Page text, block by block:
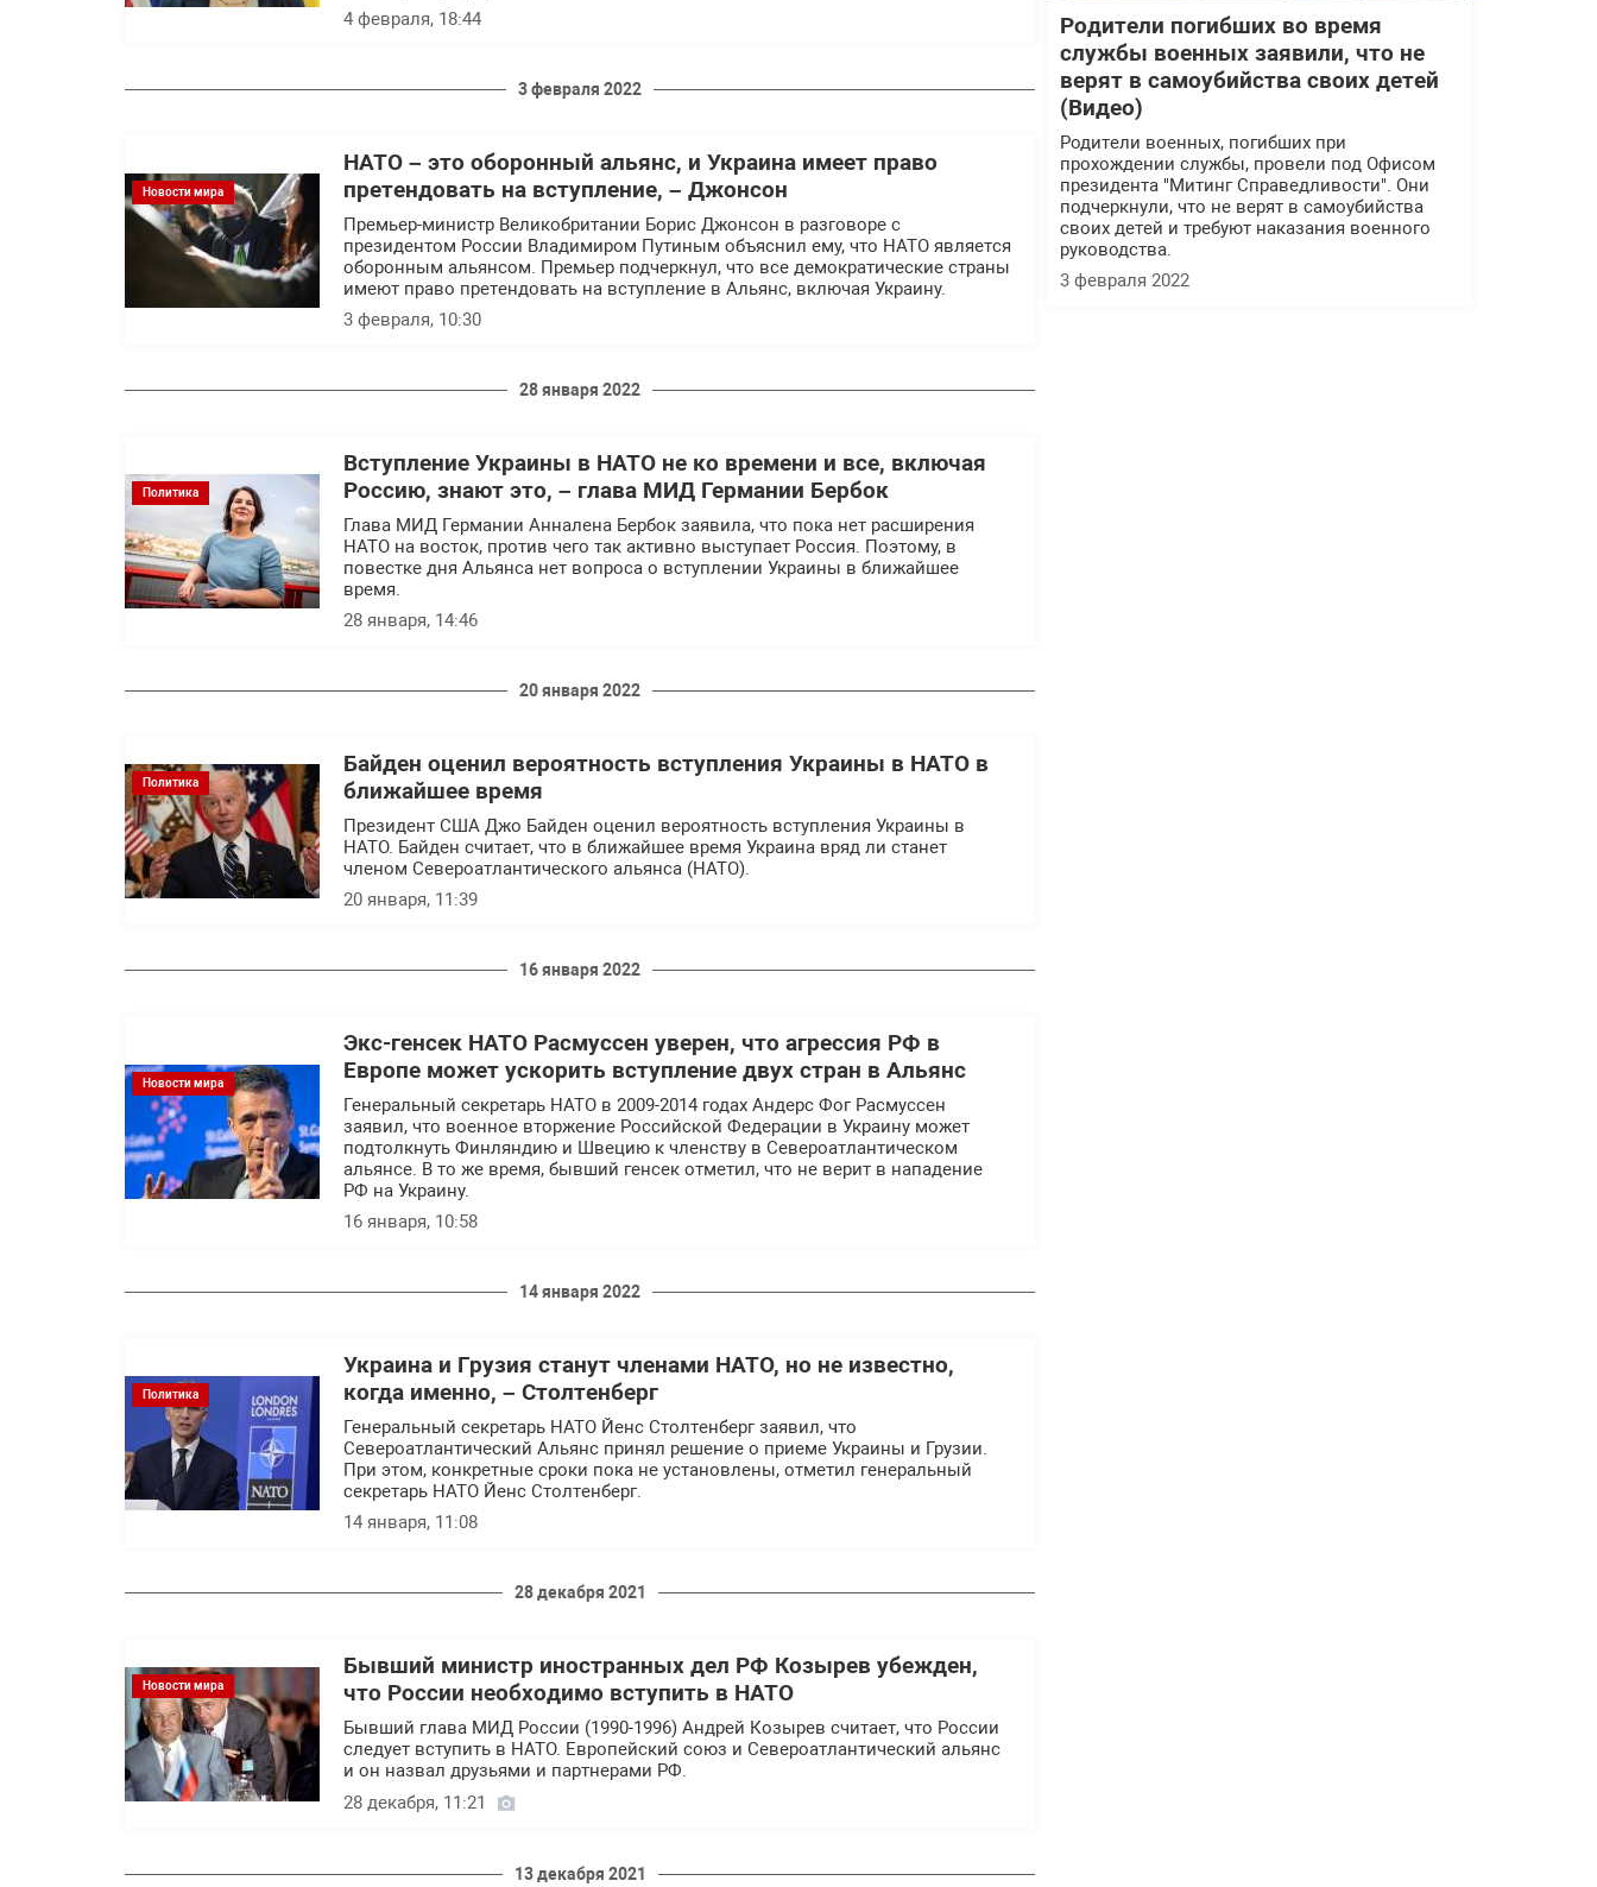
4 февраля, 18:44
3 февраля 2022
Новости мира
НАТО – это оборонный альянс, и Украина имеет право
претендовать на вступление, – Джонсон
Премьер-министр Великобритании Борис Джонсон в разговоре с
президентом России Владимиром Путиным объяснил ему, что НАТО является
оборонным альянсом. Премьер подчеркнул, что все демократические страны
имеют право претендовать на вступление в Альянс, включая Украину.
3 февраля, 10:30
28 января 2022
Политика
Вступление Украины в НАТО не ко времени и все, включая
Россию, знают это, – глава МИД Германии Бербок
Глава МИД Германии Анналена Бербок заявила, что пока нет расширения
НАТО на восток, против чего так активно выступает Россия. Поэтому, в
повестке дня Альянса нет вопроса о вступлении Украины в ближайшее
время.
28 января, 14:46
20 января 2022
Политика
Байден оценил вероятность вступления Украины в НАТО в
ближайшее время
Президент США Джо Байден оценил вероятность вступления Украины в
НАТО. Байден считает, что в ближайшее время Украина вряд ли станет
членом Североатлантического альянса (НАТО).
20 января, 11:39
16 января 2022
Новости мира
Экс-генсек НАТО Расмуссен уверен, что агрессия РФ в
Европе может ускорить вступление двух стран в Альянс
Генеральный секретарь НАТО в 2009-2014 годах Андерс Фог Расмуссен
заявил, что военное вторжение Российской Федерации в Украину может
подтолкнуть Финляндию и Швецию к членству в Североатлантическом
альянсе. В то же время, бывший генсек отметил, что не верит в нападение
РФ на Украину.
16 января, 10:58
14 января 2022
Политика
Украина и Грузия станут членами НАТО, но не известно,
когда именно, – Столтенберг
Генеральный секретарь НАТО Йенс Столтенберг заявил, что
Североатлантический Альянс принял решение о приеме Украины и Грузии.
При этом, конкретные сроки пока не установлены, отметил генеральный
секретарь НАТО Йенс Столтенберг.
14 января, 11:08
28 декабря 2021
Новости мира
Бывший министр иностранных дел РФ Козырев убежден,
что России необходимо вступить в НАТО
Бывший глава МИД России (1990-1996) Андрей Козырев считает, что России
следует вступить в НАТО. Европейский союз и Североатлантический альянс
и он назвал друзьями и партнерами РФ.
28 декабря, 11:21
13 декабря 2021
Родители погибших во время
службы военных заявили, что не
верят в самоубийства своих детей
(Видео)
Родители военных, погибших при
прохождении службы, провели под Офисом
президента "Митинг Справедливости". Они
подчеркнули, что не верят в самоубийства
своих детей и требуют наказания военного
руководства.
3 февраля 2022